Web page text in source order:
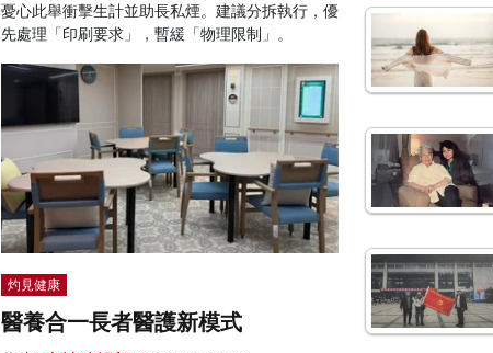
憂心此舉衝擊生計並助長私煙。建議分拆執行，優
先處理「印刷要求」，暫緩「物理限制」。
灼見健康
醫養合一長者醫護新模式